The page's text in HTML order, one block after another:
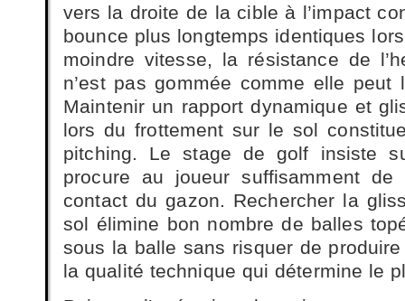
vers la droite de la cible à l’impact
bounce plus longtemps identiques
moindre vitesse, la résistance de
n’est pas gommée comme elle peut
Maintenir un rapport dynamique et
lors du frottement sur le sol
pitching. Le stage de golf insiste
procure au joueur suffisamment
contact du gazon. Rechercher la
sol élimine bon nombre de balles
sous la balle sans risquer de
la qualité technique qui détermine le